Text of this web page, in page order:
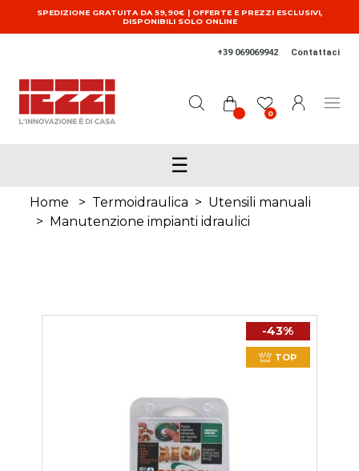
Salta al contenuto principale
SPEDIZIONE GRATUITA DA 59,90€ | OFFERTE E PREZZI ESCLUSIVI,
DISPONIBILI SOLO ONLINE
+39 069069942 Contattaci
0
☰
Home > Termoidraulica > Utensili manuali
>
Manutenzione impianti idraulici
-43%
TOP